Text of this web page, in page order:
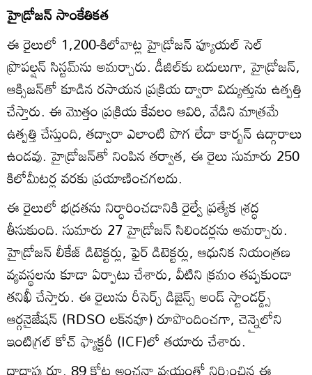
హైడ్రోజన్ సాంకేతికత
ఈ రైలులో 1,200-కిలోవాట్ల హైడ్రోజన్ ఫ్యూయల్ సెల్
ప్రొపల్షన్ సిస్టమ్‌ను అమర్చారు. డీజిల్‌కు బదులుగా, హైడ్రోజన్,
ఆక్సిజన్‌తో కూడిన రసాయన ప్రక్రియ ద్వారా విద్యుత్తును ఉత్పత్తి
చేస్తారు. ఈ మొత్తం ప్రక్రియ కేవలం ఆవిరి, వేడిని మాత్రమే
ఉత్పత్తి చేస్తుంది, తద్వారా ఎలాంటి పొగ లేదా కార్బన్ ఉద్గారాలు
ఉండవు. హైడ్రోజన్‌తో నింపిన తర్వాత, ఈ రైలు సుమారు 250
కిలోమీటర్ల వరకు ప్రయాణించగలదు.
ఈ రైలులో భద్రతను నిర్ధారించడానికి రైల్వే ప్రత్యేక శ్రద్ధ
తీసుకుంది. సుమారు 27 హైడ్రోజన్ సిలిండర్లను అమర్చారు.
హైడ్రోజన్ లీకేజ్ డిటెక్టర్లు, ఫైర్ డిటెక్టర్లు, ఆధునిక నియంత్రణ
వ్యవస్థలను కూడా ఏర్పాటు చేశారు, వీటిని క్రమం తప్పకుండా
తనిఖీ చేస్తారు. ఈ రైలును రీసెర్చ్ డిజైన్స్ అండ్ స్టాండర్డ్స్
ఆర్గనైజేషన్ (RDSO లక్‌నవూ) రూపొందించగా, చెన్నైలోని
ఇంటిగ్రల్ కోచ్ ఫ్యాక్టరీ (ICF)లో తయారు చేశారు.